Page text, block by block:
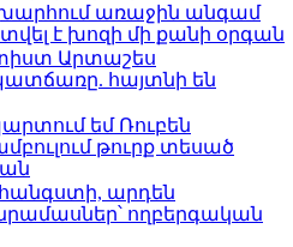
առաջին անգամ
է խոզի մի քանի օրգան
Արտաշես
հայտնի են
եմ Ռուբեն
թուրք տեսած
հանգստի, արդեն
ողբերգական